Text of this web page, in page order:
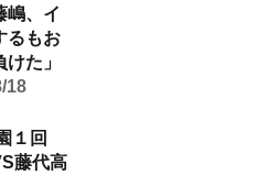
嶋、イ
るもお
た」
18
１回
藤代高